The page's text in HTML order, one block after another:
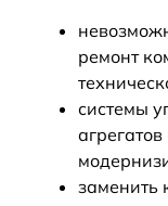
ремонт
системы
заменить